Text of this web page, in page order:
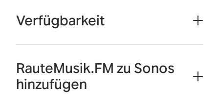
Verfügbarkeit
RauteMusik.FM zu Sonos
hinzufügen